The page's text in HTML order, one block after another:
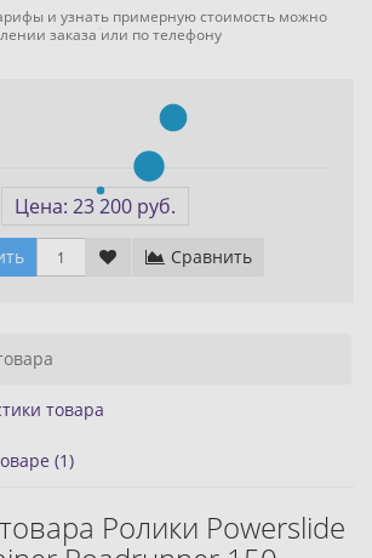
и узнать примерную стоимость можно
заказа или по телефону
Цена: 23 200 руб.
Сравнить
товара
(1)
Ролики Powerslide